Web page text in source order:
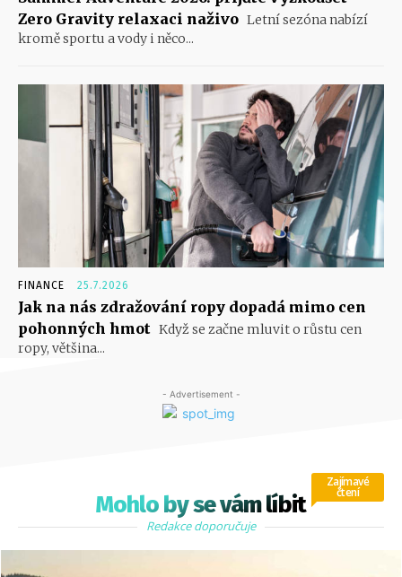
Zero Gravity relaxaci naživo Letní sezóna nabízí
kromě sportu a vody i něco...
FINANCE 25.7.2026
Jak na nás zdražování ropy dopadá mimo cen
pohonných hmot Když se začne mluvit o růstu cen
ropy, většina...
- Advertisement -
Mohlo by se vám líbit
Zajímavé
čtení
Redakce doporučuje